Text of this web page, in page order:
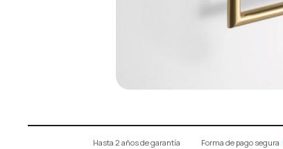
Hasta 2 años de garantía Forma de pago segura